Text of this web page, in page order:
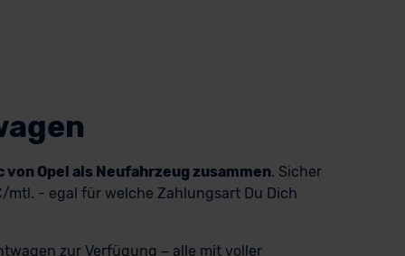
Opel als Neufahrzeug zusammen. Sicher
mtl. - egal für welche Zahlungsart Du Dich
zur Verfügung – alle mit voller